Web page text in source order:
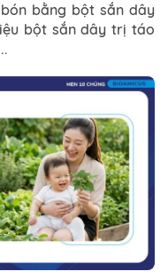
bằng bột sắn dây
bột sắn dây trị táo